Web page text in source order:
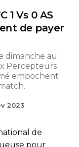
1 Vs 0 AS
de payer
dimanche au
Percepteurs
empochent
2023
de
pour